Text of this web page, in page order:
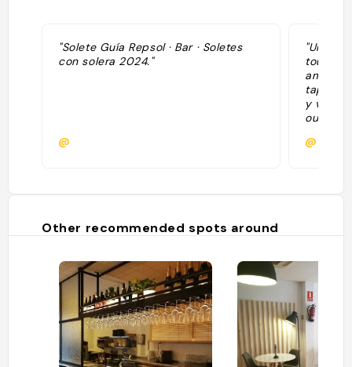
"Solete Guía Repsol · Bar · Soletes
con solera 2024."
@
"Une
tapas
y vont.
out "
@
Other recommended spots around